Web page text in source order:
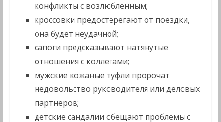
конфликты с возлюбленным;
кроссовки предостерегают от поездки,
она будет неудачной;
сапоги предсказывают натянутые
отношения с коллегами;
мужские кожаные туфли пророчат
недовольство руководителя или деловых
партнеров;
детские сандалии обещают проблемы с